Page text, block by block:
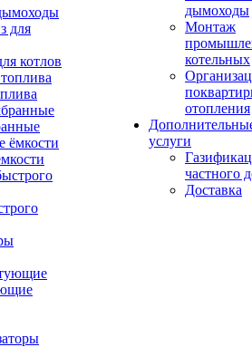
котлов
дымоходы
Монтаж
котельных
отопления
услуги
частного
Доставка